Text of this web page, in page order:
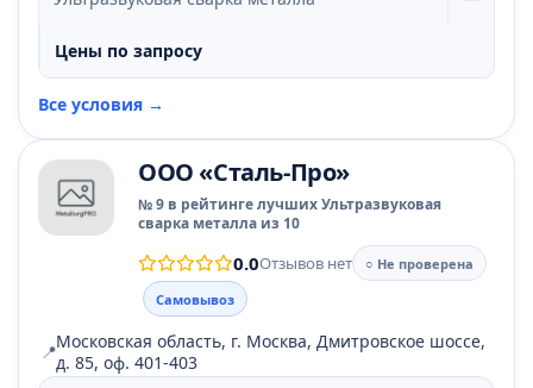
Цены по запросу
Все условия →
ООО «Сталь-Про»
№ 9 в рейтинге лучших Ультразвуковая
сварка металла из 10
0.0Отзывов нет
○ Не проверена
Самовывоз
📍Московская область, г. Москва, Дмитровское шоссе,
д. 85, оф. 401-403